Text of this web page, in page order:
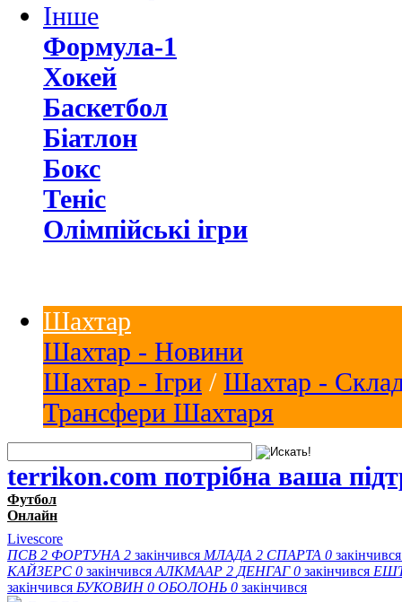
Інше
Формула-1
Хокей
Баскетбол
Біатлон
Бокс
Теніс
Олімпійські ігри
Шахтар
Шахтар - Новини
Шахтар - Ігри / Шахтар -
Трансфери Шахтаря
terrikon.com потрібна ваша
Футбол
Онлайн
Livescore
ПСВ 2 ФОРТУНА 2 закінчився МЛАДА 2 СПАРТА 0
КАЙЗЕРС 0 закінчився АЛКМААР 2 ДЕНГАГ 0 закінчився
закінчився БУКОВИН 0 ОБОЛОНЬ 0 закінчився